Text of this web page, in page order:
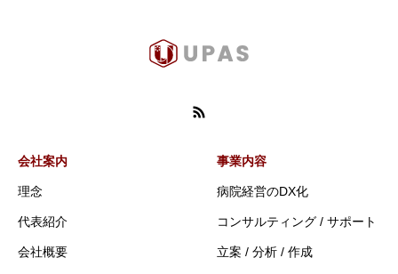
会社案内
理念
代表紹介
会社概要
事業内容
病院経営のDX化
コンサルティング / サポート
立案 / 分析 / 作成